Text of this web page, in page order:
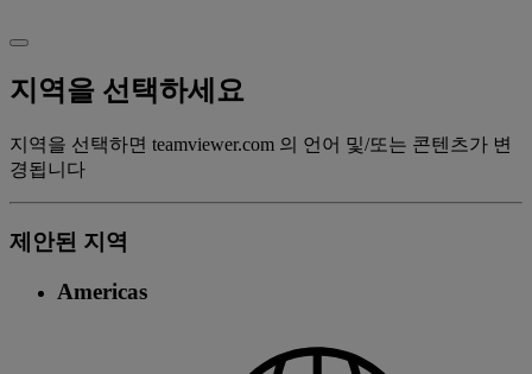
지역을 선택하세요
지역을 선택하면 teamviewer.com 의 언어 및/또는 콘텐츠가 변
경됩니다
제안된 지역
Americas